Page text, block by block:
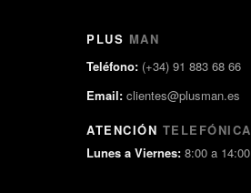
PLUS MAN
Teléfono: (+34) 91 883 68 66
Email: clientes@plusman.es
ATENCIÓN TELEFÓNICA
Lunes a Viernes: 8:00 a 14:00